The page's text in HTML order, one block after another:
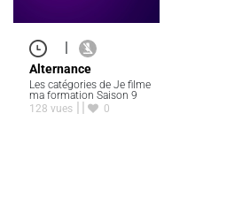
|
Alternance
Les catégories de Je filme
ma formation Saison 9
128 vues
0